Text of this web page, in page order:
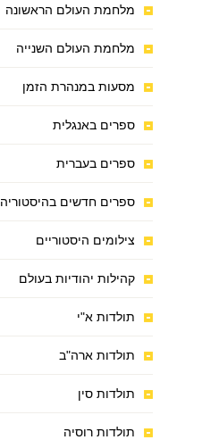
מלחמת העולם הראשונה
מלחמת העולם השנייה
מסעות במנהרת הזמן
ספרים באנגלית
ספרים בעברית
ספרים חדשים בהיסטוריה
צילומים היסטוריים
קהילות יהודיות בעולם
תולדות א"י
תולדות ארה"ב
תולדות סין
תולדות רוסיה